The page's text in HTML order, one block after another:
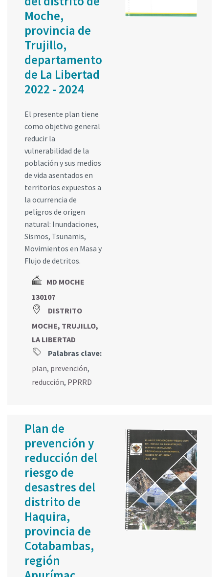
Moche,
provincia de
Trujillo,
departamento
de La Libertad
2022 - 2024
El presente plan tiene
como objetivo general
reducir la
vulnerabilidad de la
población y sus medios
de vida asentados en
territorios expuestos a
la ocurrencia de
peligros de origen
natural: Inundaciones,
Sismos, Tsunamis,
Movimientos en Masa y
Flujo de detritos.
MD MOCHE
130107
DISTRITO
MOCHE, TRUJILLO,
LA LIBERTAD
Palabras clave:
plan, prevención,
reducción, PPRRD
Plan de
prevención y
reducción del
riesgo de
desastres del
distrito de
Haquira,
provincia de
Cotabambas,
región